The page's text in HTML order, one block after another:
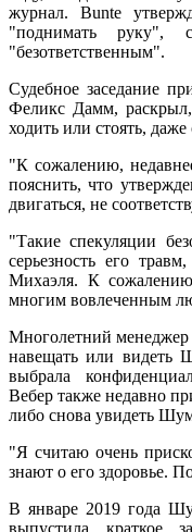
журнал. Bunte
"поднимать руку",
"безответственным".
Судебное заседание
Феликс Дамм,
ходить или стоять,
"К сожалению,
пояснить, что
двигаться, не
"Такие спекуляции
серьезность его
Михаэля. К
многим вовлеченным
Многолетний
навещать или видеть
выбрала
Вебер также недавно
либо снова увидеть
"Я считаю очень
знают о его здоровье.
В январе 2019 года
выпустила краткое